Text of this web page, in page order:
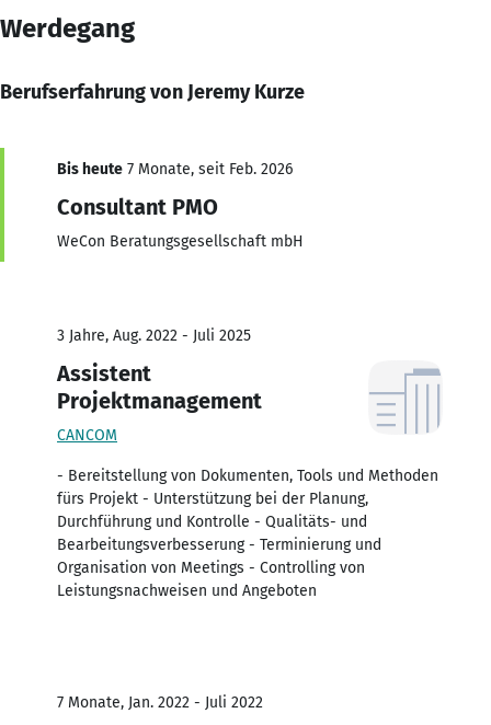
Werdegang
Berufserfahrung von Jeremy Kurze
Bis heute 7 Monate, seit Feb. 2026
Consultant PMO
WeCon Beratungsgesellschaft mbH
3 Jahre, Aug. 2022 - Juli 2025
Assistent
Projektmanagement
CANCOM
- Bereitstellung von Dokumenten, Tools und Methoden
fürs Projekt - Unterstützung bei der Planung,
Durchführung und Kontrolle - Qualitäts- und
Bearbeitungsverbesserung - Terminierung und
Organisation von Meetings - Controlling von
Leistungsnachweisen und Angeboten
7 Monate, Jan. 2022 - Juli 2022